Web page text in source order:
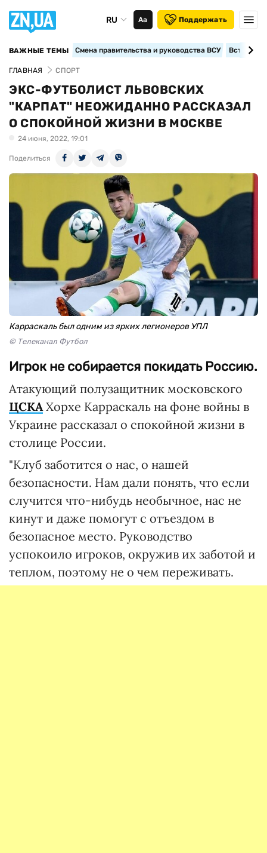
RU Аа Поддержать
ВАЖНЫЕ ТЕМЫ Смена правительства и руководства ВСУ
ГЛАВНАЯ СПОРТ
ЭКС-ФУТБОЛИСТ ЛЬВОВСКИХ
"КАРПАТ" НЕОЖИДАННО РАССКАЗАЛ
О СПОКОЙНОЙ ЖИЗНИ В МОСКВЕ
24 июня, 2022, 19:01
Поделиться
Карраскаль был одним из ярких легионеров УПЛ
© Телеканал Футбол
Игрок не собирается покидать Россию.
Атакующий полузащитник московского
ЦСКАХорхе Карраскаль на фоне войны в
Украине рассказал о спокойной жизни в
столице России.
"Клуб заботится о нас, о нашей
безопасности. Нам дали понять, что если
случится что-нибудь необычное, нас не
кинут и даже помогут с отъездом в
безопасное место. Руководство
успокоило игроков, окружив их заботой и
теплом, поэтому не о чем переживать.